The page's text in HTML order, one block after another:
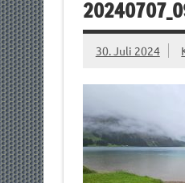
30. Juli 2024